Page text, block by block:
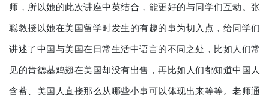
师，所以她的此次讲座中英结合，能更好的与同学们互动。张
聪教授以她在美国留学时发生的有趣的事为切入点，给同学们
讲述了中国与美国在日常生活中语言的不同之处，比如人们常
见的肯德基鸡翅在美国却没有出售，再比如人们都知道中国人
含蓄、美国人直接那么从哪些小事可以体现出来等等。老师通